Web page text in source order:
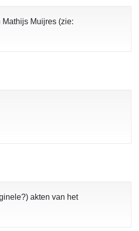
Muijres (zie:
akten van het